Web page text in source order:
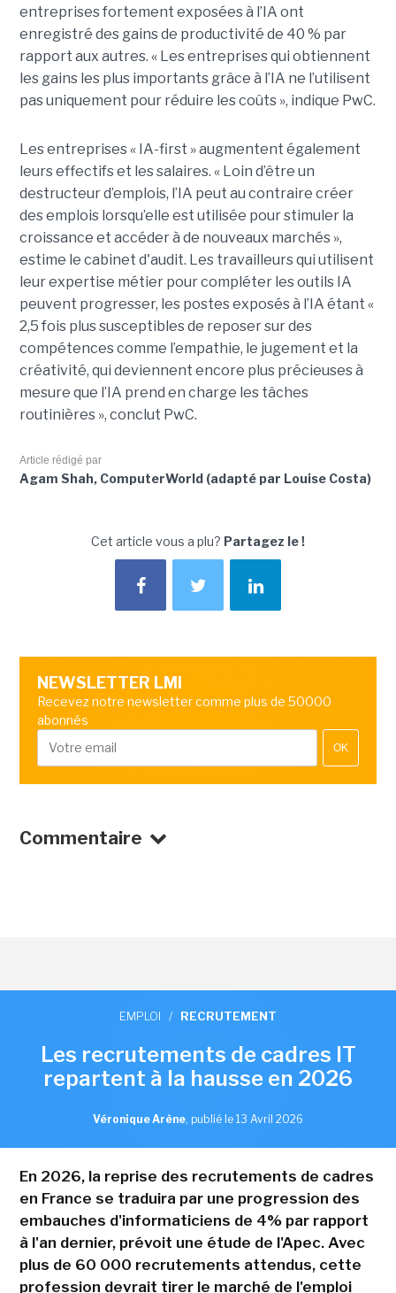
entreprises fortement exposées à l’IA ont
enregistré des gains de productivité de 40 % par
rapport aux autres. « Les entreprises qui obtiennent
les gains les plus importants grâce à l’IA ne l’utilisent
pas uniquement pour réduire les coûts », indique PwC.
Les entreprises « IA-first » augmentent également
leurs effectifs et les salaires. « Loin d’être un
destructeur d’emplois, l’IA peut au contraire créer
des emplois lorsqu’elle est utilisée pour stimuler la
croissance et accéder à de nouveaux marchés »,
estime le cabinet d'audit. Les travailleurs qui utilisent
leur expertise métier pour compléter les outils IA
peuvent progresser, les postes exposés à l’IA étant «
2,5 fois plus susceptibles de reposer sur des
compétences comme l’empathie, le jugement et la
créativité, qui deviennent encore plus précieuses à
mesure que l’IA prend en charge les tâches
routinières », conclut PwC.
Article rédigé par
Agam Shah, ComputerWorld (adapté par Louise Costa)
Cet article vous a plu? Partagez le !
NEWSLETTER LMI
Recevez notre newsletter comme plus de 50000
abonnés
OK
Commentaire
EMPLOI / RECRUTEMENT
Les recrutements de cadres IT
repartent à la hausse en 2026
Véronique Arène, publié le 13 Avril 2026
En 2026, la reprise des recrutements de cadres
en France se traduira par une progression des
embauches d'informaticiens de 4% par rapport
à l'an dernier, prévoit une étude de l'Apec. Avec
plus de 60 000 recrutements attendus, cette
profession devrait tirer le marché de l'emploi